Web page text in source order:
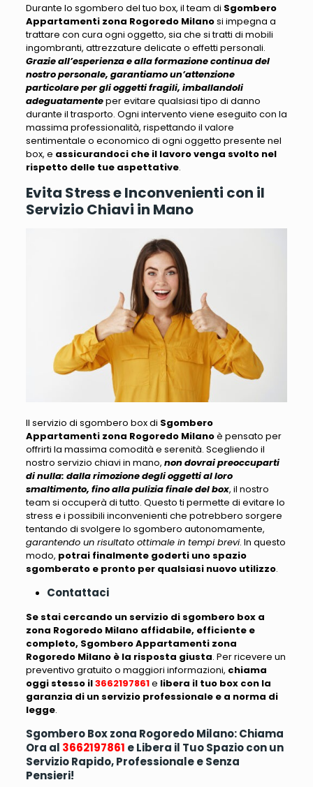
Durante lo sgombero del tuo box, il team di Sgombero
Appartamenti zona Rogoredo Milanosi impegna a
trattare con cura ogni oggetto, sia che si tratti di mobili
ingombranti, attrezzature delicate o effetti personali.
Grazie all’esperienza e alla formazione continua del
nostro personale, garantiamo un’attenzione
particolare per gli oggetti fragili, imballandoli
adeguatamenteper evitare qualsiasi tipo di danno
durante il trasporto. Ogni intervento viene eseguito con la
massima professionalità, rispettando il valore
sentimentale o economico di ogni oggetto presente nel
box, e assicurandoci che il lavoro venga svolto nel
rispetto delle tue aspettative.
Evita Stress e Inconvenienti con il
Servizio Chiavi in Mano
Il servizio di sgombero box di Sgombero
Appartamenti zona Rogoredo Milanoè pensato per
offrirti la massima comodità e serenità. Scegliendo il
nostro servizio chiavi in mano, non dovrai preoccuparti
di nulla: dalla rimozione degli oggetti al loro
smaltimento, fino alla pulizia finale del box, il nostro
team si occuperà di tutto. Questo ti permette di evitare lo
stress e i possibili inconvenienti che potrebbero sorgere
tentando di svolgere lo sgombero autonomamente,
garantendo un risultato ottimale in tempi brevi. In questo
modo, potrai finalmente goderti uno spazio
sgomberato e pronto per qualsiasi nuovo utilizzo.
Contattaci
Se stai cercando un servizio di sgombero box a
zona Rogoredo Milano affidabile, efficiente e
completo, Sgombero Appartamenti zona
Rogoredo Milano è la risposta giusta. Per ricevere un
preventivo gratuito o maggiori informazioni, chiama
oggi stesso il3662197861e libera il tuo box con la
garanzia di un servizio professionale e a norma di
legge.
Sgombero Box zona Rogoredo Milano: Chiama
Ora al 3662197861 e Libera il Tuo Spazio con un
Servizio Rapido, Professionale e Senza
Pensieri!